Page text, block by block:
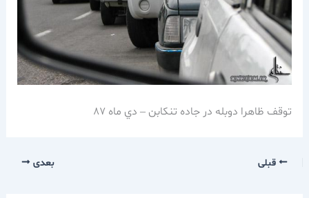
توقف ظاهرا دوبله در جاده تنكابن – دي ماه 87
قبلی بعدی